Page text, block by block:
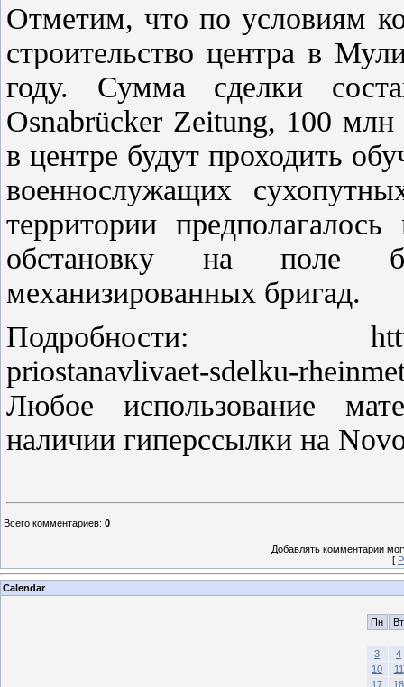
Отметим, что по условиям
строительство центра в
году. Сумма сделки
Osnabrücker Zeitung, 100
в центре будут проходить
военнослужащих
территории
обстановку на поле
механизированных бригад.
Подробности: http://
priostanavlivaet-sdelku-
Любое использование
наличии гиперссылки на
Всего комментариев: 0
Добавлять комментарии
[
Calendar
Пн Вт
3
4
10
11
17
18